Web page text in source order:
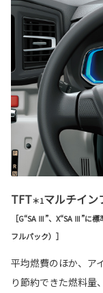
TFT＊1マルチイン
［G“SA Ⅲ”、X“SA Ⅲ”に
フルパック）］
平均燃費のほか、ア
り節約できた燃料量